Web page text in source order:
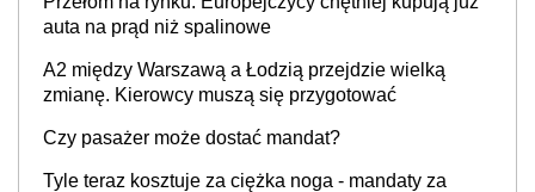
auta na prąd niż spalinowe
A2 między Warszawą a Łodzią przejdzie wielką
zmianę. Kierowcy muszą się przygotować
Czy pasażer może dostać mandat?
Tyle teraz kosztuje za ciężka noga - mandaty za